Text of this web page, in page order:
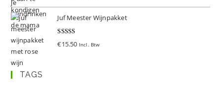
Juf Meester Wijnpakket
Gewaardeer
€15.50 Incl. Btw
TAGS